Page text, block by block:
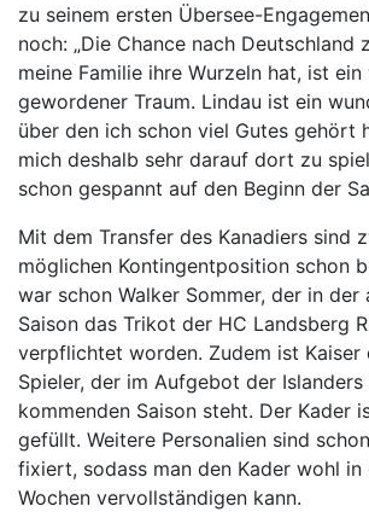
zu seinem ersten Übersee-
noch: „Die Chance nach Deutschland
meine Familie ihre Wurzeln hat, ist ein
gewordener Traum. Lindau ist ein
über den ich schon viel Gutes gehört
mich deshalb sehr darauf dort zu
schon gespannt auf den Beginn der
Mit dem Transfer des Kanadiers sind
möglichen Kontingentposition schon
war schon Walker Sommer, der in der
Saison das Trikot der HC Landsberg
verpflichtet worden. Zudem ist Kaiser
Spieler, der im Aufgebot der
kommenden Saison steht. Der Kader
gefüllt. Weitere Personalien sind
fixiert, sodass man den Kader wohl in
Wochen vervollständigen kann.